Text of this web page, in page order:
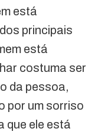
está
principais
está
costuma ser
da pessoa,
por um sorriso
que ele está